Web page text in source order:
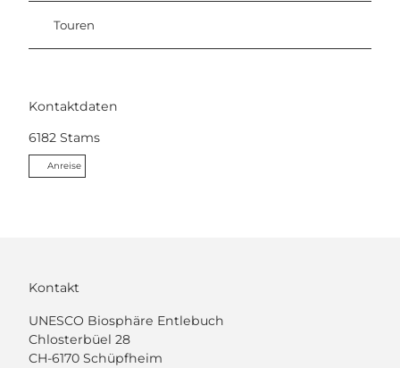
Touren
Kontaktdaten
6182 Stams
Anreise
Kontakt
UNESCO Biosphäre Entlebuch
Chlosterbüel 28
CH-6170 Schüpfheim